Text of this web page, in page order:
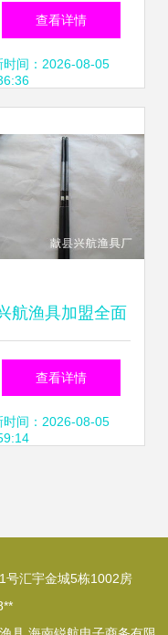
的渔具检测指南及
维护方法
查看详情
时间：2026-08-05
航渔具加盟全面
解析 费用、电话与
口碑评价
查看详情
时间：2026-08-05
号汇宇金城5栋1002房